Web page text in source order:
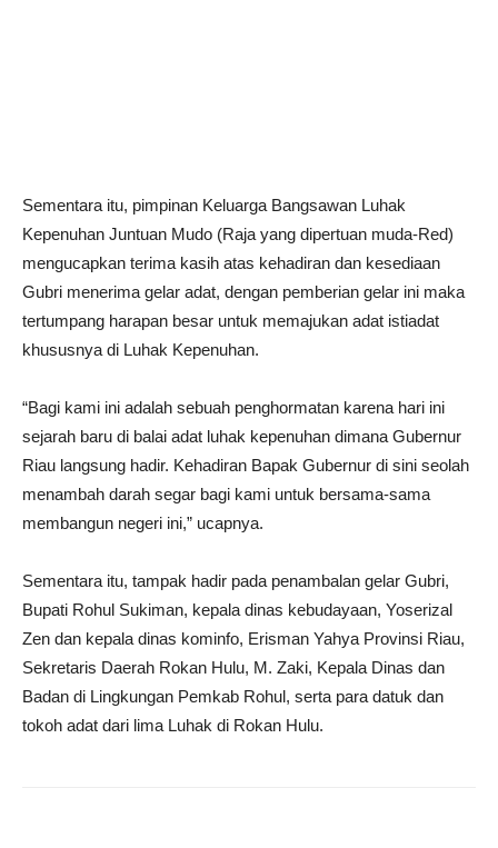
Sementara itu, pimpinan Keluarga Bangsawan Luhak
Kepenuhan Juntuan Mudo (Raja yang dipertuan muda-Red)
mengucapkan terima kasih atas kehadiran dan kesediaan
Gubri menerima gelar adat, dengan pemberian gelar ini maka
tertumpang harapan besar untuk memajukan adat istiadat
khususnya di Luhak Kepenuhan.
“Bagi kami ini adalah sebuah penghormatan karena hari ini
sejarah baru di balai adat luhak kepenuhan dimana Gubernur
Riau langsung hadir. Kehadiran Bapak Gubernur di sini seolah
menambah darah segar bagi kami untuk bersama-sama
membangun negeri ini,” ucapnya.
Sementara itu, tampak hadir pada penambalan gelar Gubri,
Bupati Rohul Sukiman, kepala dinas kebudayaan, Yoserizal
Zen dan kepala dinas kominfo, Erisman Yahya Provinsi Riau,
Sekretaris Daerah Rokan Hulu, M. Zaki, Kepala Dinas dan
Badan di Lingkungan Pemkab Rohul, serta para datuk dan
tokoh adat dari lima Luhak di Rokan Hulu.